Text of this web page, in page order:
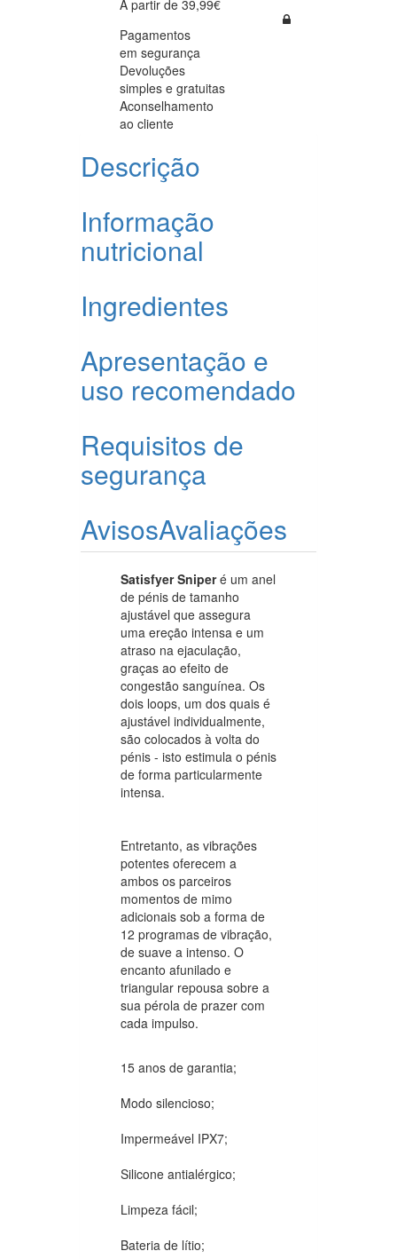
A partir de 39,99€
Pagamentos
em segurança
Devoluções
simples e gratuitas
Aconselhamento
ao cliente
Descrição
Informação
nutricional
Ingredientes
Apresentação e
uso recomendado
Requisitos de
segurança
AvisosAvaliações
Satisfyer Sniperé um anel
de pénis de tamanho
ajustável que assegura
uma ereção intensa e um
atraso na ejaculação,
graças ao efeito de
congestão sanguínea. Os
dois loops, um dos quais é
ajustável individualmente,
são colocados à volta do
pénis - isto estimula o pénis
de forma particularmente
intensa.
Entretanto, as vibrações
potentes oferecem a
ambos os parceiros
momentos de mimo
adicionais sob a forma de
12 programas de vibração,
de suave a intenso. O
encanto afunilado e
triangular repousa sobre a
sua pérola de prazer com
cada impulso.
15 anos de garantia;
Modo silencioso;
Impermeável IPX7;
Silicone antialérgico;
Limpeza fácil;
Bateria de lítio;